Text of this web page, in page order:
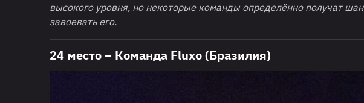
высокого уровня, но некоторые команды определённо получат
завоевать его.
24 место – Команда Fluxo (Бразилия)